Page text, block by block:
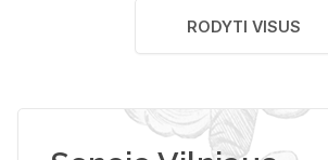
RODYTI VISUS